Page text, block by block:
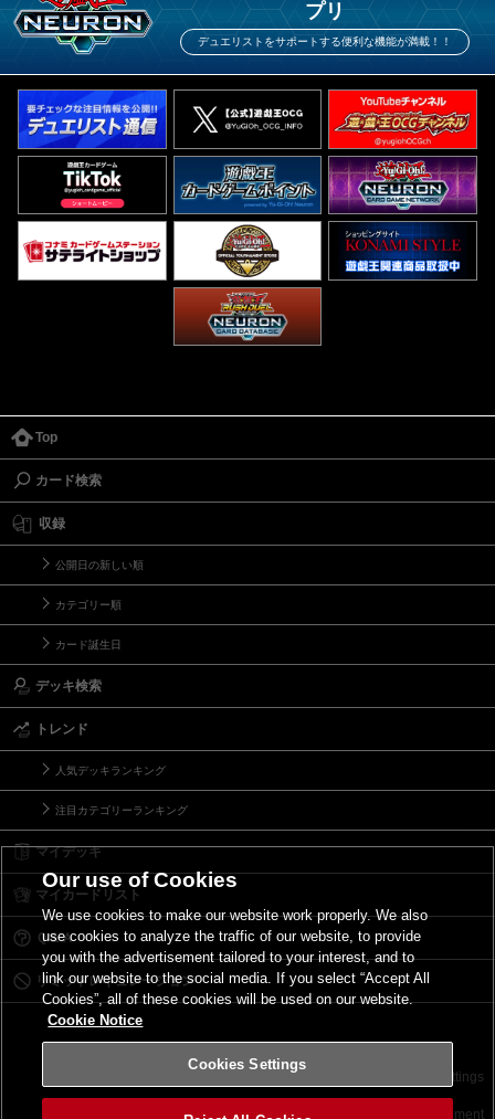
プリ
デュエリストをサポートする便利な機能が満載！！
Top
カード検索
収録
公開日の新しい順
カテゴリー順
カード誕生日
デッキ検索
トレンド
人気デッキランキング
注目カテゴリーランキング
マイデッキ
マイカードリスト
Ｑ＆Ａ
リミットレギュレーション
サイトポリシー Cookies Settings
©2026 Konami Digital Entertainment
Our use of Cookies
We use cookies to make our website work properly. We also
use cookies to analyze the traffic of our website, to provide
you with the advertisement tailored to your interest, and to
link our website to the social media. If you select “Accept All
Cookies”, all of these cookies will be used on our website.
Cookie Notice
Cookies Settings